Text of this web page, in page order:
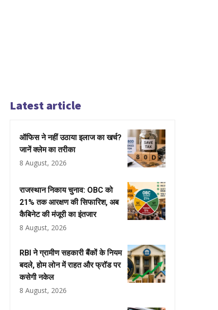
Latest article
ऑफिस ने नहीं उठाया इलाज का खर्च?
जानें क्लेम का तरीका
8 August, 2026
राजस्थान निकाय चुनाव: OBC को
21% तक आरक्षण की सिफारिश, अब
कैबिनेट की मंजूरी का इंतजार
8 August, 2026
RBI ने ग्रामीण सहकारी बैंकों के नियम
बदले, होम लोन में राहत और फ्रॉड पर
कसेगी नकेल
8 August, 2026